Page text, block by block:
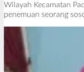
Wilayah Kecamatan
penemuan seorang